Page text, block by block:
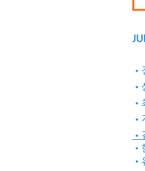
•
•
•
•
•
•
•